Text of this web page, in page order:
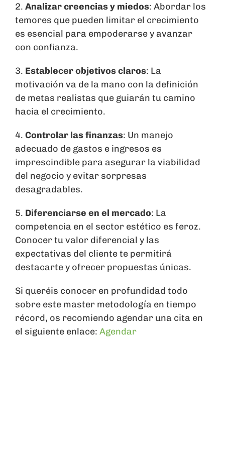
2. Analizar creencias y miedos: Abordar los
temores que pueden limitar el crecimiento
es esencial para empoderarse y avanzar
con confianza.
3. Establecer objetivos claros: La
motivación va de la mano con la definición
de metas realistas que guiarán tu camino
hacia el crecimiento.
4. Controlar las finanzas: Un manejo
adecuado de gastos e ingresos es
imprescindible para asegurar la viabilidad
del negocio y evitar sorpresas
desagradables.
5. Diferenciarse en el mercado: La
competencia en el sector estético es feroz.
Conocer tu valor diferencial y las
expectativas del cliente te permitirá
destacarte y ofrecer propuestas únicas.
Si queréis conocer en profundidad todo
sobre este master metodología en tiempo
récord, os recomiendo agendar una cita en
el siguiente enlace: Agendar